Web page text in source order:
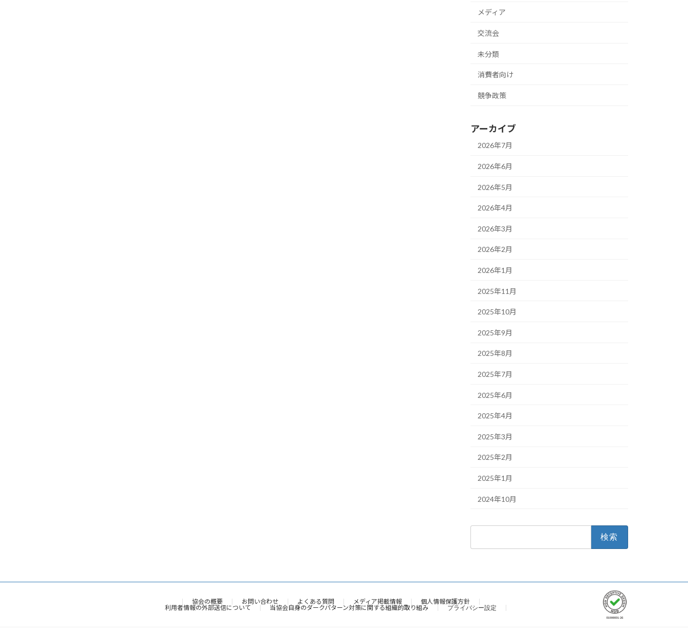
メディア
交流会
未分類
消費者向け
競争政策
アーカイブ
2026年7月
2026年6月
2026年5月
2026年4月
2026年3月
2026年2月
2026年1月
2025年11月
2025年10月
2025年9月
2025年8月
2025年7月
2025年6月
2025年4月
2025年3月
2025年2月
2025年1月
2024年10月
協会の概要 お問い合わせ よくある質問 メディア掲載情報
個人情報保護方針
利用者情報の外部送信について
当協会自身のダークパターン対策に関する組織的取り組み プライバシー設定